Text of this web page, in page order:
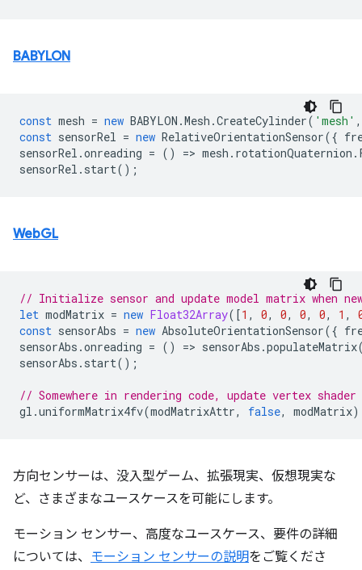
BABYLON
const mesh = new BABYLON .Mesh .CreateCylinder( 'mesh' ,
const sensorRel = new RelativeOrientationSensor({
sensorRel .onreading = () => mesh . rotationQuaternion .
sensorRel . start();
WebGL
// Initialize sensor and update model matrix when
let modMatrix = new Float32Array([1 , 0, 0, 0, 0, 1 ,
const sensorAbs = new AbsoluteOrientationSensor({
sensorAbs .onreading = () => sensorAbs .populateMatrix
sensorAbs . start();
// Somewhere in rendering code, update vertex
gl .uniformMatrix4fv(modMatrixAttr, false, modMatrix
方向センサーは、没入型ゲーム、拡張現実、仮想現実な
ど、さまざまなユースケースを可能にします。
モーション センサー、高度なユースケース、要件の詳細
については、 モーション センサーの説明をご覧くださ